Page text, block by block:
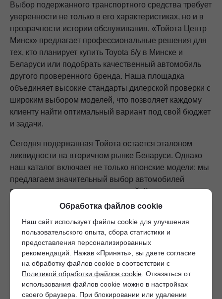
только в случае, если это необходимо для определенной
цели, и может запросить, чтобы я продлил срок действия
своего согласия на обработку по истечении 10 лет с тем,
чтобы гарантировать, что оно соответствует моим
намерениям.
6. Согласие может быть отозвано путем направления
письменного заявления Обществу заказным почтовым
отправлением с описью вложения по адресу: 141031,
Московская Область, г.о. Мытищи, п. Вешки, тер. тпз
Алтуфьево, пр-д Автомобильный, стр. 5А/1.
Выбор подержанного транспортного средства требует
уверенности не только в его характеристиках, но и в
прозрачности истории обслуживания. «Тойота Центр
Минск» предлагает профессиональные решения для
тех, кто планирует купить Toyota б/у в Минске и
Беларуси или подобрать качественный автомобиль
другого проверенного бренда. Наша площадка
объединяет высокие стандарты дилерской проверки с
широким выбором моделей, что позволяет каждому
клиенту найти оптимальный вариант под свой бюджет
и задачи.
Сегодня подержанная Тойота остается эталоном
ликвидности на вторичном рынке Беларуси. Однако
наш каталог включает не только японские модели: мы
предлагаем значительный выбор автомобилей
ведущих мировых производителей. Каждая единица
техники, независимо от бренда, проходит
гарантирует отсутствие скрытых дефектов и
Для тех, кого интересует Тойота б/у в Минске или
мультибрендовый выбор, покупка в официальном
центре становится рациональной альтернативой
стихийным рынкам. Мы берем на себя проверку
Обработка файлов cookie
Наш сайт использует файлы cookie для улучшения
пользовательского опыта, сбора статистики и
предоставления персонализированных
рекомендаций. Нажав «Принять», вы даете согласие
на обработку файлов cookie в соответствии с
Политикой обработки файлов cookie . Отказаться от
использования файлов cookie можно в настройках
своего браузера. При блокировании или удалении